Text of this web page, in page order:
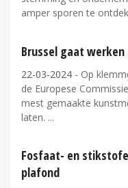
amper sporen te
Brussel gaat
22-03-2024 - Op
de Europese
mest gemaakte
laten.
Fosfaat- en
plafond